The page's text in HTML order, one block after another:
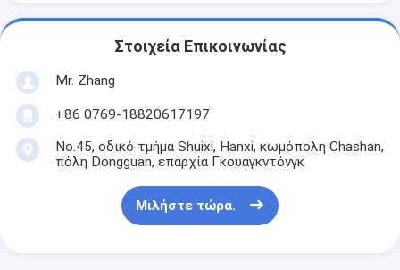
Στοιχεία Επικοινωνίας
Mr. Zhang
+86 0769-18820617197
No.45, οδικό τμήμα Shuixi, Hanxi, κωμόπολη Chashan,
πόλη Dongguan, επαρχία Γκουαγκντόνγκ
Μιλήστε τώρα.